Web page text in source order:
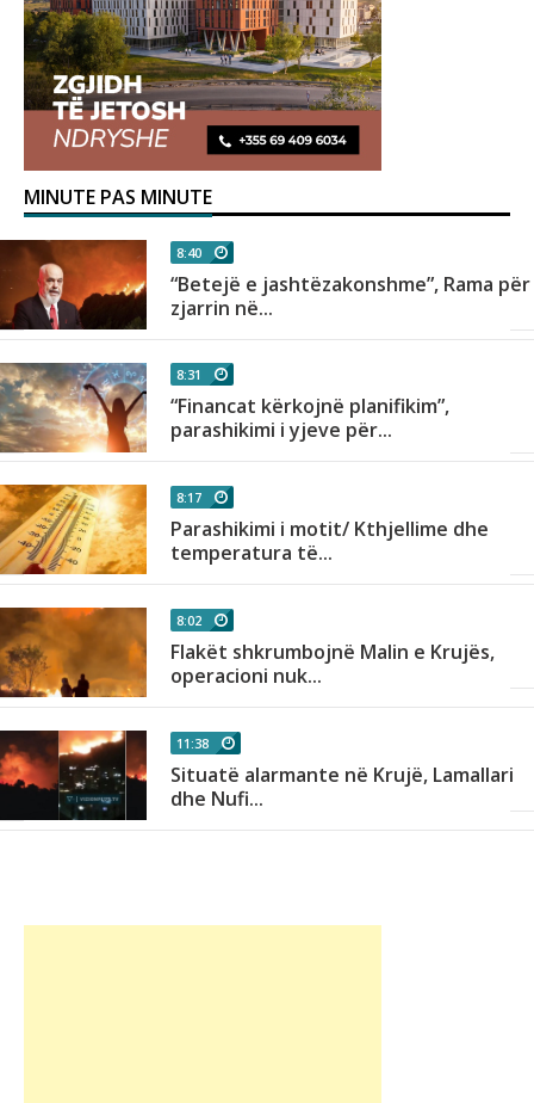
MINUTE PAS MINUTE
8:40
“Betejë e jashtëzakonshme”, Rama për
zjarrin në...
8:31
“Financat kërkojnë planifikim”,
parashikimi i yjeve për...
8:17
Parashikimi i motit/ Kthjellime dhe
temperatura të...
8:02
Flakët shkrumbojnë Malin e Krujës,
operacioni nuk...
11:38
Situatë alarmante në Krujë, Lamallari
dhe Nufi...